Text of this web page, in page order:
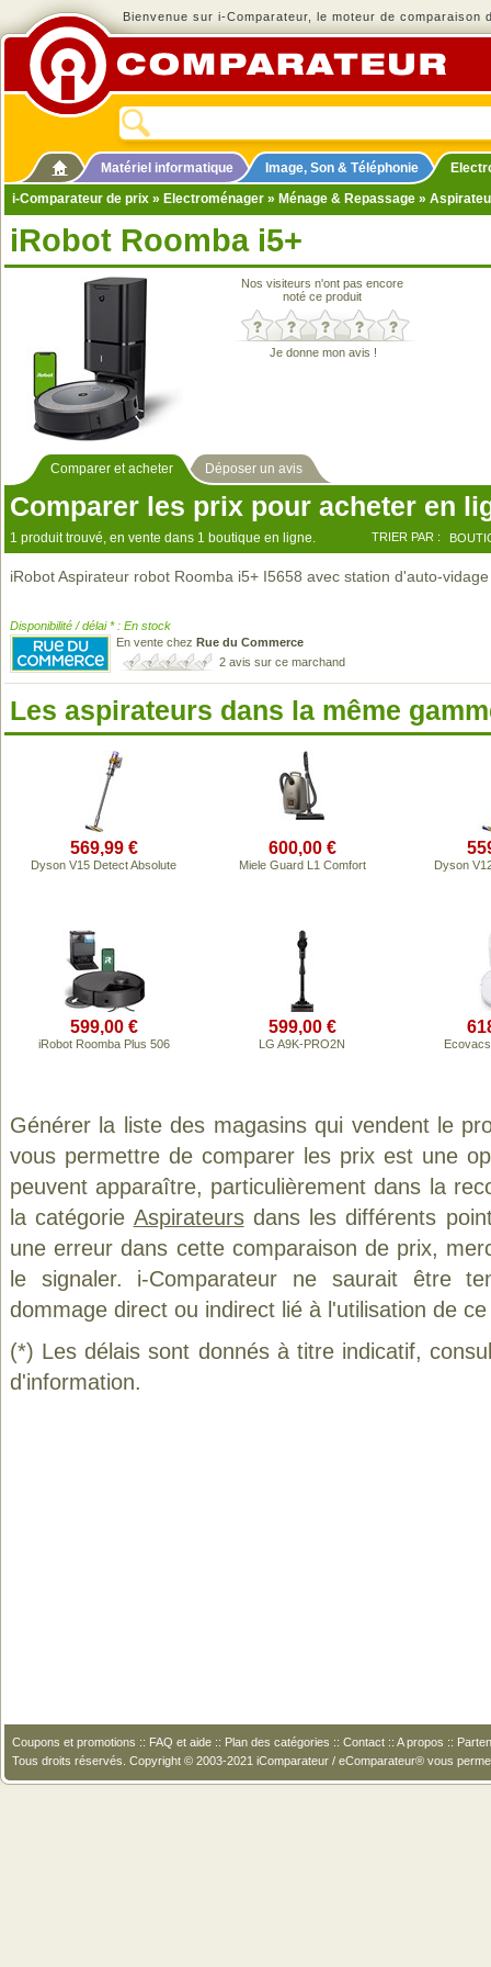
Bienvenue sur i-Comparateur, le moteur de comparaison
Matériel informatique Image, Son & Téléphonie
i-Comparateur de prix » Electroménager » Ménage & Repassage »
iRobot Roomba i5+
Nos visiteurs n'ont pas encore
noté ce produit
Je donne mon avis !
Comparer et acheter Déposer un avis
Comparer les prix pour acheter en
1 produit trouvé, en vente dans 1 boutique en ligne. TRIER PAR :
iRobot Aspirateur robot Roomba i5+ I5658 avec station d'auto-vidage
Disponibilité / délai * : En stock
En vente chez Rue du Commerce
2 avis sur ce marchand
Les aspirateurs dans la même
569,99 €
Dyson V15 Detect Absolute
600,00 €
Miele Guard L1 Comfort Dyson
599,00 €
iRobot Roomba Plus 506
599,00 €
LG A9K-PRO2N
Générer la liste des magasins qui vendent le
vous permettre de comparer les prix est une
peuvent apparaître, particulièrement dans la
la catégorie Aspirateursdans les différents
une erreur dans cette comparaison de prix,
le signaler. i-Comparateur ne saurait être
dommage direct ou indirect lié à l'utilisation de
(*) Les délais sont donnés à titre indicatif,
d'information.
Coupons et promotions :: FAQ et aide :: Plan des catégories :: Contact :: A propos ::
Tous droits réservés. Copyright © 2003-2021 iComparateur / eComparateur® vous